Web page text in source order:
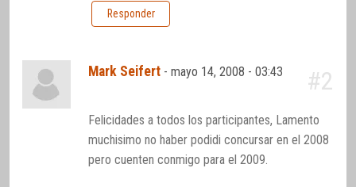
Responder
Mark Seifert -mayo 14, 2008 - 03:43 #2
Felicidades a todos los participantes, Lamento
muchisimo no haber podidi concursar en el 2008
pero cuenten conmigo para el 2009.